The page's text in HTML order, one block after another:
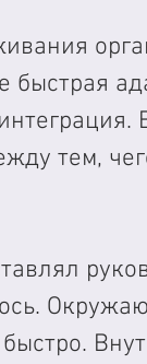
быстрая
тем,